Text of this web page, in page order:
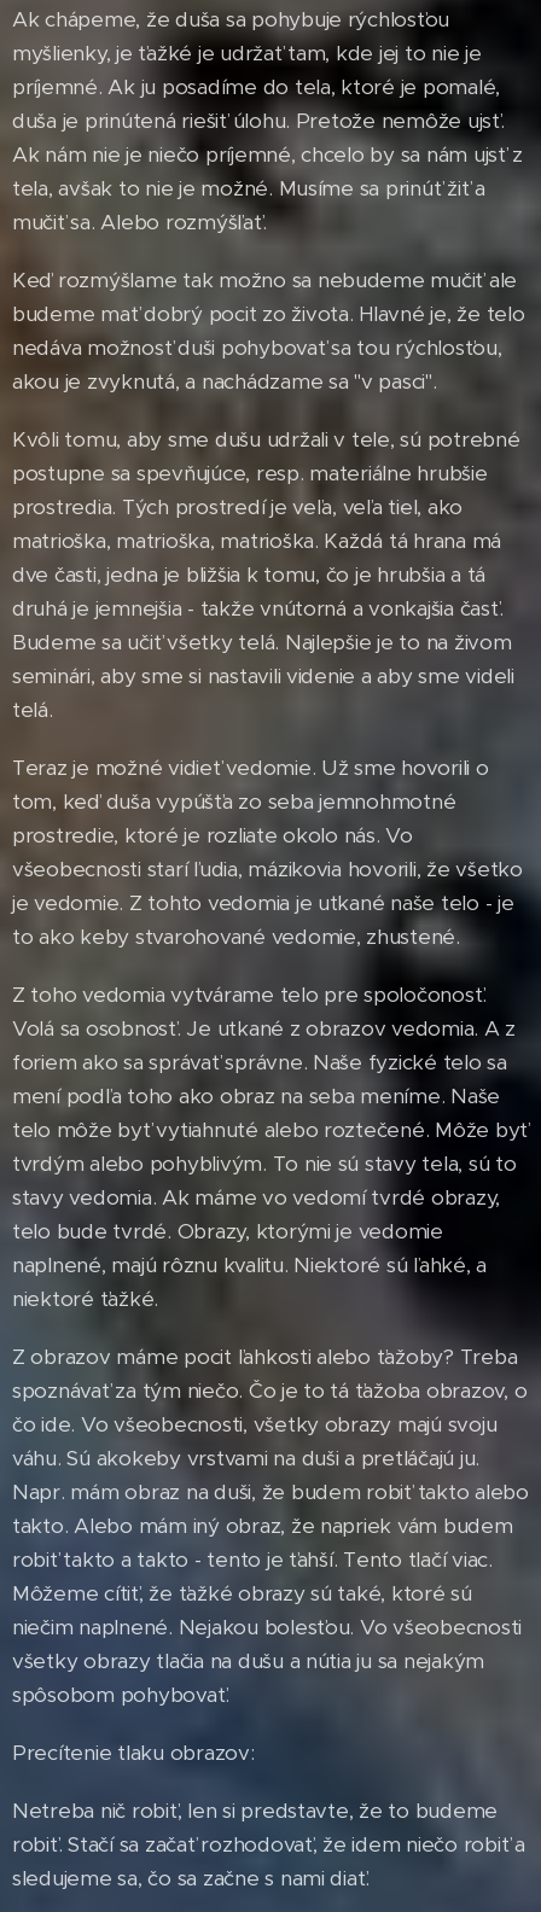
Ak chápeme, že duša sa pohybuje rýchlosťou
myšlienky, je ťažké je udržať tam, kde jej to nie je
príjemné. Ak ju posadíme do tela, ktoré je pomalé,
duša je prinútená riešiť úlohu. Pretože nemôže ujsť.
Ak nám nie je niečo príjemné, chcelo by sa nám ujsť z
tela, avšak to nie je možné. Musíme sa prinúť žiť a
mučiť sa. Alebo rozmýšľať.
Keď rozmýšlame tak možno sa nebudeme mučiť ale
budeme mať dobrý pocit zo života. Hlavné je, že telo
nedáva možnosť duši pohybovať sa tou rýchlosťou,
akou je zvyknutá, a nachádzame sa "v pasci".
Kvôli tomu, aby sme dušu udržali v tele, sú potrebné
postupne sa spevňujúce, resp. materiálne hrubšie
prostredia. Tých prostredí je veľa, veľa tiel, ako
matrioška, matrioška, matrioška. Každá tá hrana má
dve časti, jedna je bližšia k tomu, čo je hrubšia a tá
druhá je jemnejšia - takže vnútorná a vonkajšia časť.
Budeme sa učiť všetky telá. Najlepšie je to na živom
seminári, aby sme si nastavili videnie a aby sme videli
telá.
Teraz je možné vidieť vedomie. Už sme hovorili o
tom, keď duša vypúšťa zo seba jemnohmotné
prostredie, ktoré je rozliate okolo nás. Vo
všeobecnosti starí ľudia, mázikovia hovorili, že všetko
je vedomie. Z tohto vedomia je utkané naše telo - je
to ako keby stvarohované vedomie, zhustené.
Z toho vedomia vytvárame telo pre spoločonosť.
Volá sa osobnosť. Je utkané z obrazov vedomia. A z
foriem ako sa správať správne. Naše fyzické telo sa
mení podľa toho ako obraz na seba meníme. Naše
telo môže byť vytiahnuté alebo roztečené. Môže byť
tvrdým alebo pohyblivým. To nie sú stavy tela, sú to
stavy vedomia. Ak máme vo vedomí tvrdé obrazy,
telo bude tvrdé. Obrazy, ktorými je vedomie
naplnené, majú rôznu kvalitu. Niektoré sú ľahké, a
niektoré ťažké.
Z obrazov máme pocit ľahkosti alebo ťažoby? Treba
spoznávať za tým niečo. Čo je to tá ťažoba obrazov, o
čo ide. Vo všeobecnosti, všetky obrazy majú svoju
váhu. Sú akokeby vrstvami na duši a pretláčajú ju.
Napr. mám obraz na duši, že budem robiť takto alebo
takto. Alebo mám iný obraz, že napriek vám budem
robiť takto a takto - tento je ťahší. Tento tlačí viac.
Môžeme cítiť, že ťažké obrazy sú také, ktoré sú
niečim naplnené. Nejakou bolesťou. Vo všeobecnosti
všetky obrazy tlačia na dušu a nútia ju sa nejakým
spôsobom pohybovať.
Precítenie tlaku obrazov:
Netreba nič robiť, len si predstavte, že to budeme
robiť. Stačí sa začať rozhodovať, že idem niečo robiť a
sledujeme sa, čo sa začne s nami diať.